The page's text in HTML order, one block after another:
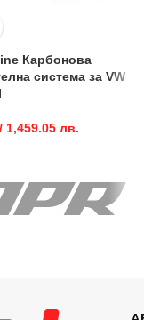
Карбонова
система за VW
/ 1,459.05 лв.